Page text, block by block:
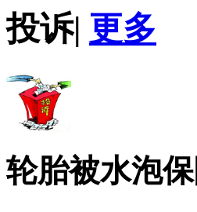
投诉| 更多
轮胎被水泡